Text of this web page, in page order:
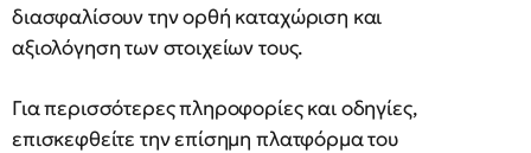
διασφαλίσουν την ορθή καταχώριση και
αξιολόγηση των στοιχείων τους.
Για περισσότερες πληροφορίες και οδηγίες,
επισκεφθείτε την επίσημη πλατφόρμα του